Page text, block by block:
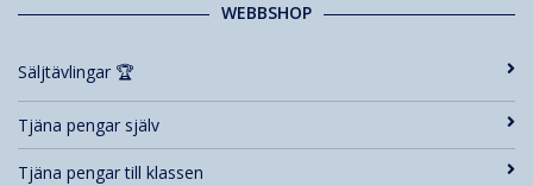
WEBBSHOP
Säljtävlingar 🏆
Tjäna pengar själv
Tjäna pengar till klassen